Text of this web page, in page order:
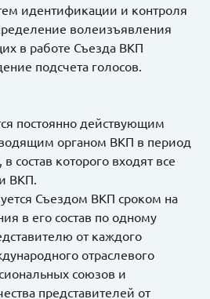
идентификации и контроля
волеизъявления
в работе Съезда ВКП
подсчета голосов.
постоянно действующим
органом ВКП в период
состав которого входят все
ВКП.
Съездом ВКП сроком на
в его состав по одному
от каждого
отраслевого
союзов и
представителей от